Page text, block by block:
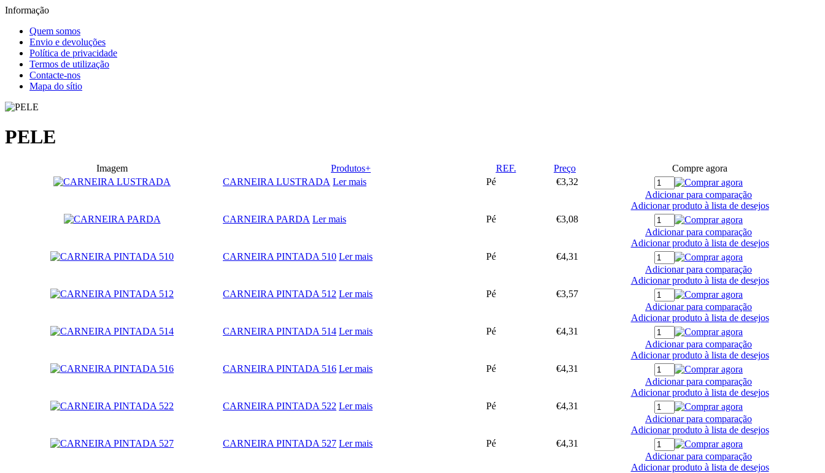
Informação
Quem somos
Envio e devoluções
Política de privacidade
Termos de utilização
Contacte-nos
Mapa do sítio
PELE
Imagem Produtos+ REF. Preço
Compre agora
CARNEIRA LUSTRADA Ler mais Pé
€3,32
Adicionar para comparação
Adicionar produto à lista de desejos
CARNEIRA PARDA Ler mais Pé
€3,08
Adicionar para comparação
Adicionar produto à lista de desejos
CARNEIRA PINTADA 510 Ler mais Pé
€4,31
Adicionar para comparação
Adicionar produto à lista de desejos
CARNEIRA PINTADA 512 Ler mais Pé
€3,57
Adicionar para comparação
Adicionar produto à lista de desejos
CARNEIRA PINTADA 514 Ler mais Pé
€4,31
Adicionar para comparação
Adicionar produto à lista de desejos
CARNEIRA PINTADA 516 Ler mais Pé
€4,31
Adicionar para comparação
Adicionar produto à lista de desejos
CARNEIRA PINTADA 522 Ler mais Pé
€4,31
Adicionar para comparação
Adicionar produto à lista de desejos
CARNEIRA PINTADA 527 Ler mais Pé
€4,31
Adicionar para comparação
Adicionar produto à lista de desejos